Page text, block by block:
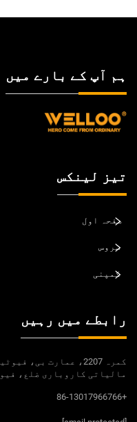
ہم آپ کے بارے میں
تیز لینکس
صفحہ اول
سروس
کمپنی
رابطے میں رہیں
مالیاتی کاروباری ضلع،
+86-13017966766